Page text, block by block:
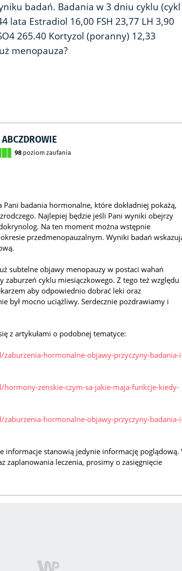
badań. Badania w 3 dniu cyklu (cykl
lata Estradiol 16,00 FSH 23,77 LH 3,90
265.40 Kortyzol (poranny) 12,33
menopauza?
ABCZDROWIE
98 poziom zaufania
Pani badania hormonalne, które dokładniej pokażą,
Najlepiej będzie jeśli Pani wyniki obejrzy
Na ten moment można wstępnie
przedmenopauzalnym. Wyniki badań
subtelne objawy menopauzy w postaci wahań
zaburzeń cyklu miesiączkowego. Z tego też względu
aby odpowiednio dobrać leki oraz
był mocno uciążliwy. Serdecznie pozdrawiamy i
z artykułami o podobnej tematyce:
hormonalne-objawy-przyczyny-badania-
zenskie-czym-sa-jakie-maja-funkcje-kiedy-
hormonalne-objawy-przyczyny-badania-
informacje stanowią jedynie informację poglądową.
zaplanowania leczenia, prosimy o zasięgnięcie